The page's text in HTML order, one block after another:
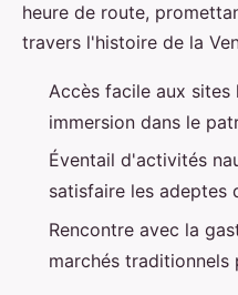
heure de route,
travers l'histoire de la
Accès facile aux sites
immersion dans le
Éventail d'activités
satisfaire les adeptes
Rencontre avec la
marchés traditionnels